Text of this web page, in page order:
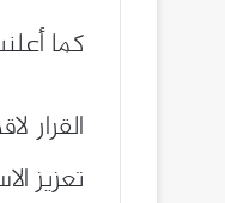
كما
القرار
تعزيز